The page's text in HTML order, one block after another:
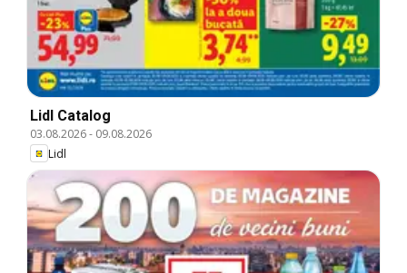
Lidl Catalog
03.08.2026- 09.08.2026
Lidl